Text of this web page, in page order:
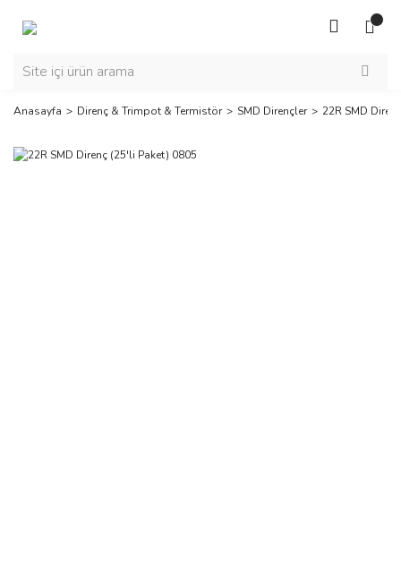
Anasayfa Direnç & Trimpot & Termistör SMD Dirençler 22R SMD